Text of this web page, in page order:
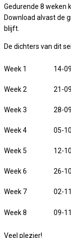
Gedurende 8 weken
Download alvast de
blijft.
De dichters van dit
Week 1 14-
Week 2 21-
Week 3 28-
Week 4 05-
Week 5 12-
Week 6 26-
Week 7 02-
Week 8 09-
Veel plezier!